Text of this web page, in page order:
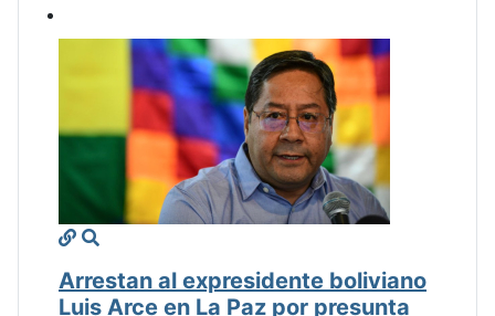
Arrestan al expresidente boliviano
Luis Arce en La Paz por presunta